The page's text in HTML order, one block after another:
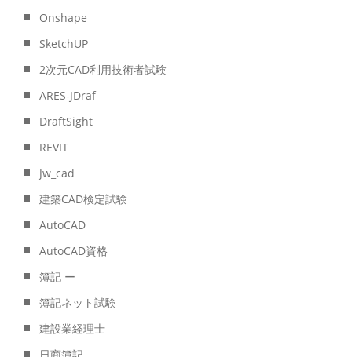
Onshape
SketchUP
2次元CAD利用技術者試験
ARES-JDraf
DraftSight
REVIT
Jw_cad
建築CAD検定試験
AutoCAD
AutoCAD資格
簿記 ー
簿記ネット試験
建設業経理士